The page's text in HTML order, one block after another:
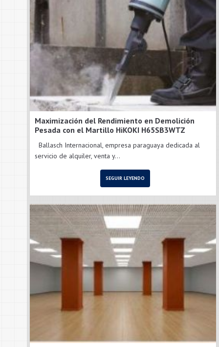
Maximización del Rendimiento en Demolición
Pesada con el Martillo HiKOKI H65SB3WTZ
Ballasch Internacional, empresa paraguaya dedicada al
servicio de alquiler, venta y...
SEGUIR LEYENDO